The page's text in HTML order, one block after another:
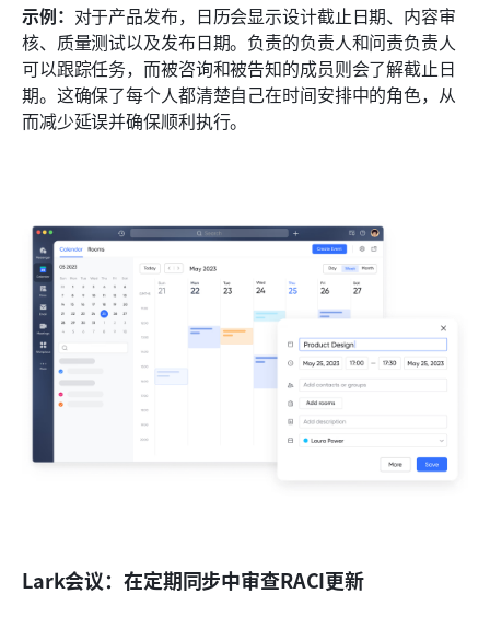
示例： 对于产品发布，日历会显示设计截止日期、内容审
核、质量测试以及发布日期。负责的负责人和问责负责人
可以跟踪任务，而被咨询和被告知的成员则会了解截止日
期。这确保了每个人都清楚自己在时间安排中的角色，从
而减少延误并确保顺利执行。
Lark会议：在定期同步中审查RACI更新